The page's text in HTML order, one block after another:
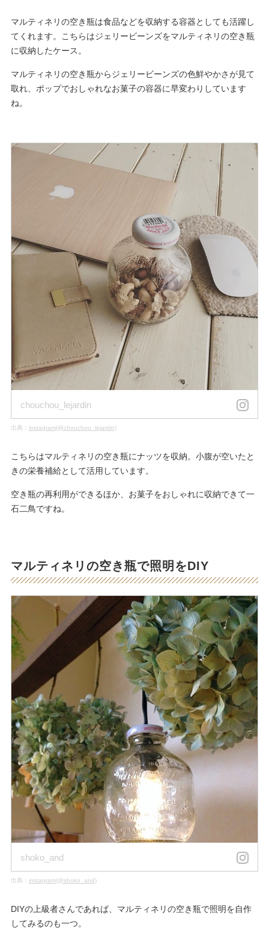
マルティネリの空き瓶は食品などを収納する容器としても活躍し
てくれます。こちらはジェリービーンズをマルティネリの空き瓶
に収納したケース。
マルティネリの空き瓶からジェリービーンズの色鮮やかさが見て
取れ、ポップでおしゃれなお菓子の容器に早変わりしています
ね。
chouchou_lejardin
出典： instagram(@chouchou_lejardin)
こちらはマルティネリの空き瓶にナッツを収納。小腹が空いたと
きの栄養補給として活用しています。
空き瓶の再利用ができるほか、お菓子をおしゃれに収納できて一
石二鳥ですね。
マルティネリの空き瓶で照明をDIY
shoko_and
出典： instagram(@shoko_and)
DIYの上級者さんであれば、マルティネリの空き瓶で照明を自作
してみるのも一つ。